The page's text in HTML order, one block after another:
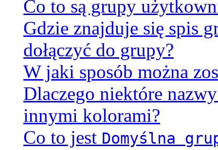
Co to są grupy
Gdzie znajduje się spis
dołączyć do grupy?
W jaki sposób można
Dlaczego niektóre
innymi kolorami?
Co to jest Domyślna